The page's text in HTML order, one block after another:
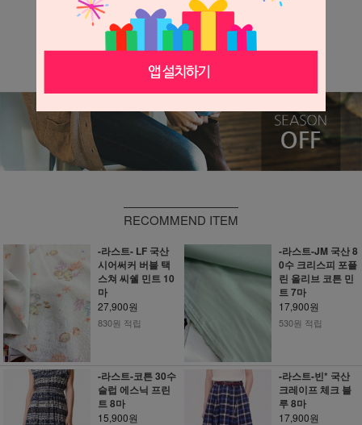
더보기 ▼
RECOMMEND ITEM
-라스트- LF 국산
시어써커 버블 택
스쳐 씨쉘 민트 10
마
27,900원
830원 적립
-라스트-JM 국산 8
0수 크리스피 포플
린 올리브 코튼 민
트 7마
17,900원
530원 적립
-라스트-코튼 30수
슬럽 에스닉 프린
트 8마
15,900원
-라스트-빈* 국산
크레이프 체크 블
루 8마
17,900원